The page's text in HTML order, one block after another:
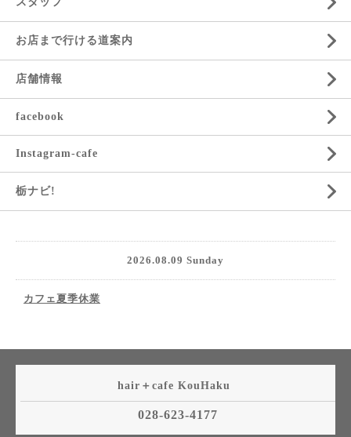
お店まで行ける道案内
店舗情報
facebook
Instagram-cafe
栃ナビ!
2026.08.09 Sunday
カフェ夏季休業
hair＋cafe KouHaku
028-623-4177